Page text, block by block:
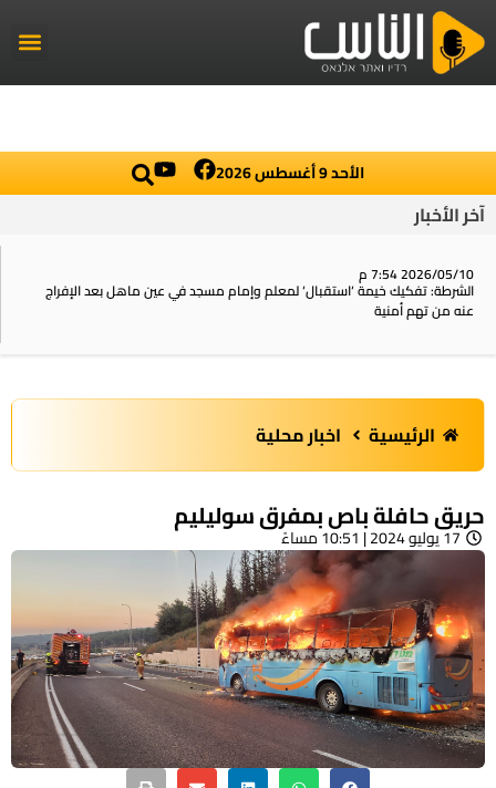
الأحد 9 أغسطس 2026
آخر الأخبار
2026/05/10 7:54 م
الشرطة: تفكيك خيمة ‘استقبال‘ لمعلم وإمام مسجد في عين ماهل بعد الإفراج
عنه من تهم أمنية
الرئيسية اخبار محلية
حريق حافلة باص بمفرق سوليليم
17 يوليو 2024 | 10:51 مساءً